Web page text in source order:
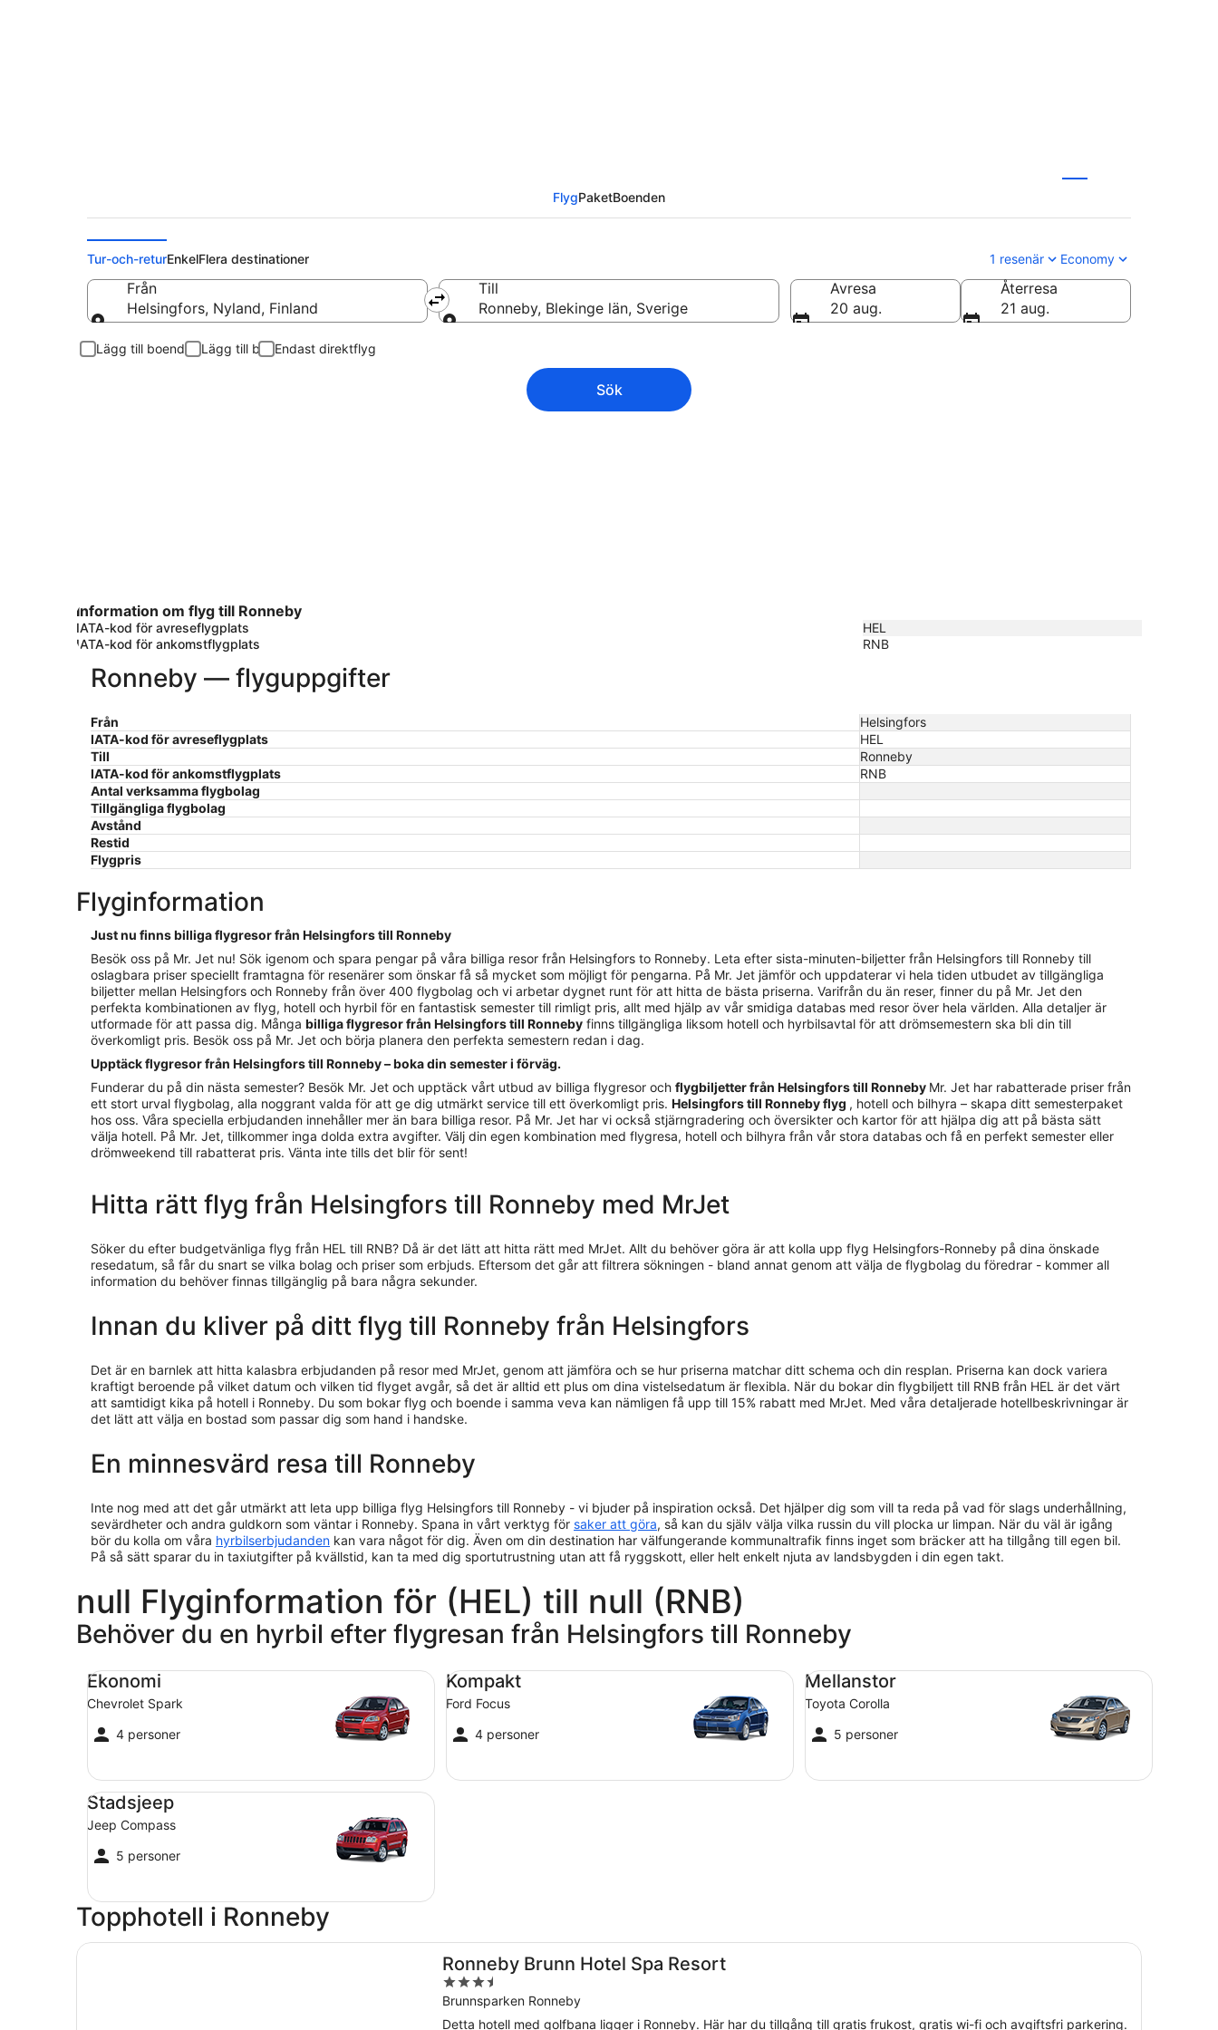
FlygPaketBoenden
Tur-och-returEnkelFlera destinationer 1 resenär Economy
Från
Helsingfors, Nyland, Finland
Till
Ronneby, Blekinge län, Sverige
Avresa
20 aug.
Återresa
21 aug.
Lägg till boende Lägg till bil Endast direktflyg
Sök
Information om flyg till Ronneby
IATA-kod för avreseflygplats
HEL
IATA-kod för ankomstflygplats
RNB
Ronneby — flyguppgifter
Från
Helsingfors
IATA-kod för avreseflygplats
HEL
Till
Ronneby
IATA-kod för ankomstflygplats
RNB
Antal verksamma flygbolag
Tillgängliga flygbolag
Avstånd
Restid
Flygpris
Flyginformation
Just nu finns billiga flygresor från Helsingfors till Ronneby
Besök oss på Mr. Jet nu! Sök igenom och spara pengar på våra billiga resor från Helsingfors to Ronneby. Leta efter sista-minuten-biljetter från Helsingfors till Ronneby till
oslagbara priser speciellt framtagna för resenärer som önskar få så mycket som möjligt för pengarna. På Mr. Jet jämför och uppdaterar vi hela tiden utbudet av tillgängliga
biljetter mellan Helsingfors och Ronneby från över 400 flygbolag och vi arbetar dygnet runt för att hitta de bästa priserna. Varifrån du än reser, finner du på Mr. Jet den
perfekta kombinationen av flyg, hotell och hyrbil för en fantastisk semester till rimligt pris, allt med hjälp av vår smidiga databas med resor över hela världen. Alla detaljer är
utformade för att passa dig. Många billiga flygresor från Helsingfors till Ronneby finns tillgängliga liksom hotell och hyrbilsavtal för att drömsemestern ska bli din till
överkomligt pris. Besök oss på Mr. Jet och börja planera den perfekta semestern redan i dag.
Upptäck flygresor från Helsingfors till Ronneby – boka din semester i förväg.
Funderar du på din nästa semester? Besök Mr. Jet och upptäck vårt utbud av billiga flygresor och flygbiljetter från Helsingfors till Ronneby Mr. Jet har rabatterade priser från
ett stort urval flygbolag, alla noggrant valda för att ge dig utmärkt service till ett överkomligt pris. Helsingfors till Ronneby flyg , hotell och bilhyra – skapa ditt semesterpaket
hos oss. Våra speciella erbjudanden innehåller mer än bara billiga resor. På Mr. Jet har vi också stjärngradering och översikter och kartor för att hjälpa dig att på bästa sätt
välja hotell. På Mr. Jet, tillkommer inga dolda extra avgifter. Välj din egen kombination med flygresa, hotell och bilhyra från vår stora databas och få en perfekt semester eller
drömweekend till rabatterat pris. Vänta inte tills det blir för sent!
Hitta rätt flyg från Helsingfors till Ronneby med MrJet
Söker du efter budgetvänliga flyg från HEL till RNB? Då är det lätt att hitta rätt med MrJet. Allt du behöver göra är att kolla upp flyg Helsingfors-Ronneby på dina önskade
resedatum, så får du snart se vilka bolag och priser som erbjuds. Eftersom det går att filtrera sökningen - bland annat genom att välja de flygbolag du föredrar - kommer all
information du behöver finnas tillgänglig på bara några sekunder.
Innan du kliver på ditt flyg till Ronneby från Helsingfors
Det är en barnlek att hitta kalasbra erbjudanden på resor med MrJet, genom att jämföra och se hur priserna matchar ditt schema och din resplan. Priserna kan dock variera
kraftigt beroende på vilket datum och vilken tid flyget avgår, så det är alltid ett plus om dina vistelsedatum är flexibla. När du bokar din flygbiljett till RNB från HEL är det värt
att samtidigt kika på hotell i Ronneby. Du som bokar flyg och boende i samma veva kan nämligen få upp till 15% rabatt med MrJet. Med våra detaljerade hotellbeskrivningar är
det lätt att välja en bostad som passar dig som hand i handske.
En minnesvärd resa till Ronneby
Inte nog med att det går utmärkt att leta upp billiga flyg Helsingfors till Ronneby - vi bjuder på inspiration också. Det hjälper dig som vill ta reda på vad för slags underhållning,
sevärdheter och andra guldkorn som väntar i Ronneby. Spana in vårt verktyg för saker att göra, så kan du själv välja vilka russin du vill plocka ur limpan. När du väl är igång
bör du kolla om våra hyrbilserbjudanden kan vara något för dig. Även om din destination har välfungerande kommunaltrafik finns inget som bräcker att ha tillgång till egen bil.
På så sätt sparar du in taxiutgifter på kvällstid, kan ta med dig sportutrustning utan att få ryggskott, eller helt enkelt njuta av landsbygden i din egen takt.
null Flyginformation för (HEL) till null (RNB)
Behöver du en hyrbil efter flygresan från Helsingfors till Ronneby
Ekonomi
Chevrolet Spark
4 personer
Ekonomi Chevrolet Spark
Kompakt
Ford Focus
4 personer
Kompakt Ford Focus
Mellanstor
Toyota Corolla
5 personer
Mellanstor Toyota Corolla
Stadsjeep
Jeep Compass
5 personer
Stadsjeep Jeep Compass
Topphotell i Ronneby
Ronneby Brunn Hotel Spa Resort
3.5
out
of
Brunnsparken Ronneby
Detta hotell med golfbana ligger i Ronneby. Här har du tillgång till gratis frukost, gratis wi-fi och avgiftsfri parkering.
Öppnas i ett nytt fönster
Ronneby Brunn Hotel Spa Resort